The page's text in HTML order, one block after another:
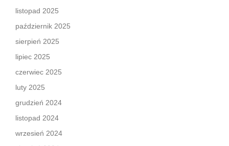
listopad 2025
październik 2025
sierpień 2025
lipiec 2025
czerwiec 2025
luty 2025
grudzień 2024
listopad 2024
wrzesień 2024